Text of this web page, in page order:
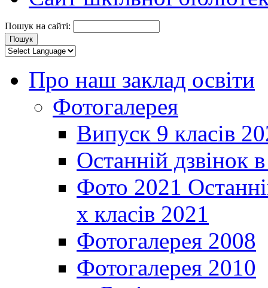
Пошук на сайті:
Про наш заклад освіти
Фотогалерея
Випуск 9 класів
Останній дзвінок
Фото 2021
х класів 2021
Фотогалерея 2008
Фотогалерея 2010